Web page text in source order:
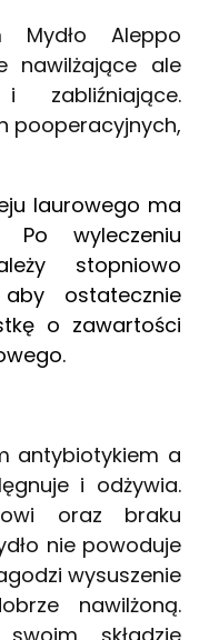
Mydło Aleppo
nawilżające ale
zabliźniające.
pooperacyjnych,
laurowego ma
Po wyleczeniu
stopniowo
ostatecznie
o zawartości
antybiotykiem a
i odżywia.
oraz braku
nie powoduje
wysuszenie
nawilżoną.